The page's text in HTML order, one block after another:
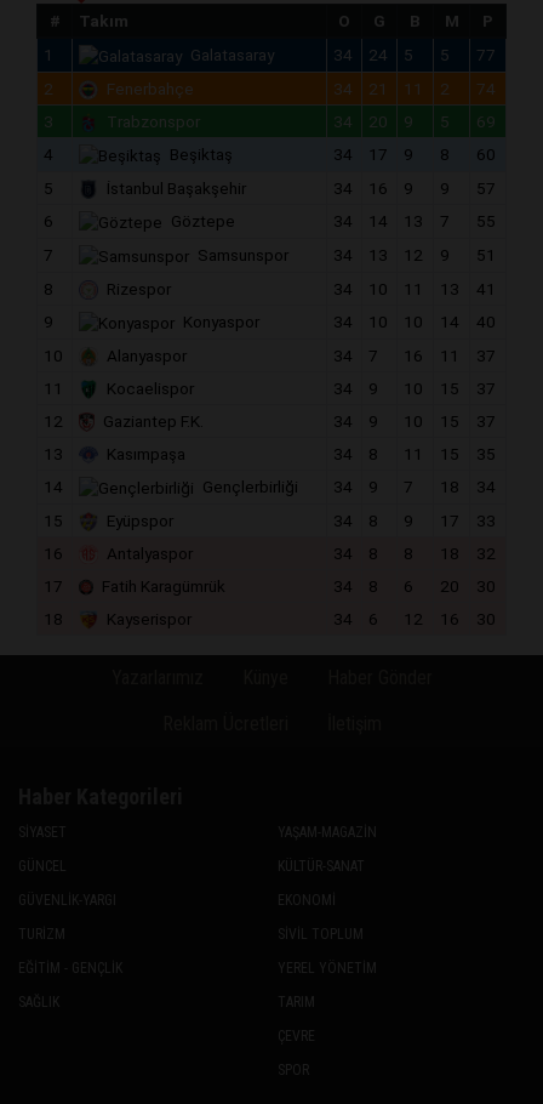
# Takım O G B M
P
1
Galatasaray 34 24 5 5
77
2
Fenerbahçe 34 21 11 2
74
3
Trabzonspor 34 20 9 5
69
4
Beşiktaş 34 17 9 8
60
5
İstanbul Başakşehir 34 16 9 9
57
6
Göztepe 34 14 13 7
55
7
Samsunspor 34 13 12 9
51
8
Rizespor 34 10 11 13
41
9
Konyaspor 34 10 10 14
40
10
Alanyaspor 34 7 16 11
37
11
Kocaelispor 34 9 10 15
37
12
Gaziantep F.K. 34 9 10 15
37
13
Kasımpaşa 34 8 11 15
35
14
Gençlerbirliği 34 9 7 18
34
15
Eyüpspor 34 8 9 17
33
16
Antalyaspor 34 8 8 18
32
17
Fatih Karagümrük 34 8 6 20
30
18
Kayserispor 34 6 12 16 30
SİYASET
GÜNCEL
GÜVENLİK-YARGI
TURİZM
EĞİTİM - GENÇLİK
SAĞLIK
YAŞAM-MAGAZİN
KÜLTÜR-SANAT
EKONOMİ
SİVİL TOPLUM
YEREL YÖNETİM
TARIM
ÇEVRE
SPOR